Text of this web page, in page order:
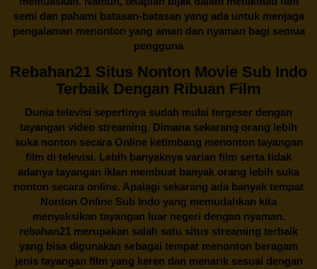
semi dan pahami batasan-batasan yang ada untuk menjaga
pengalaman menonton yang aman dan nyaman bagi semua
pengguna
Rebahan21 Situs Nonton Movie Sub Indo
Terbaik Dengan Ribuan Film
Dunia televisi sepertinya sudah mulai tergeser dengan
tayangan video streaming. Dimana sekarang orang lebih
suka nonton secara Online ketimbang menonton tayangan
film di televisi. Lebih banyaknya varian film serta tidak
adanya tayangan iklan membuat banyak orang lebih suka
nonton secara online. Apalagi sekarang ada banyak tempat
Nonton Online Sub Indo yang memudahkan kita
menyaksikan tayangan luar negeri dengan nyaman.
rebahan21 merupakan salah satu situs streaming terbaik
yang bisa digunakan sebagai tempat menonton beragam
jenis tayangan film yang keren dan menarik sesuai dengan